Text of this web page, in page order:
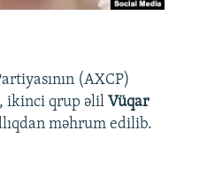
(AXCP)
ikinci qrup əlil Vüqar
məhrum edilib.